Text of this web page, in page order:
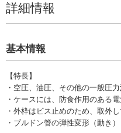
変動圧力の対策として、圧力
2つめはダンプナーで圧力計
タイプのものです。調整する
ので、隔膜式等適切な機種選
（7）酸素測定の場合には、禁油
（8）フロンガス、Heガス、H 2
には、ガスリークディテクタ
うにしてください。（できる
詳細情報
基本情報
【特長】
・空圧、油圧、その他の一般圧
・ケースには、防食作用のある
・外枠はビス止めのため、取外
・ブルドン管の弾性変形（動き